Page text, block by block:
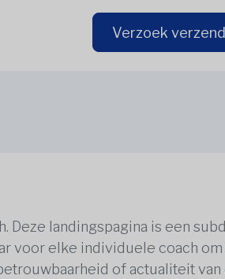
Verzoek
Deze landingspagina is een
voor elke individuele coach
of actualiteit